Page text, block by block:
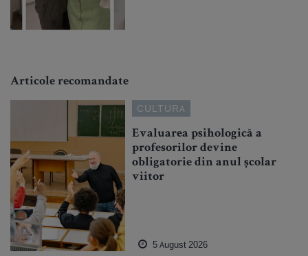
Articole recomandate
CULTURA
Evaluarea psihologică a
profesorilor devine
obligatorie din anul școlar
viitor
5 August 2026